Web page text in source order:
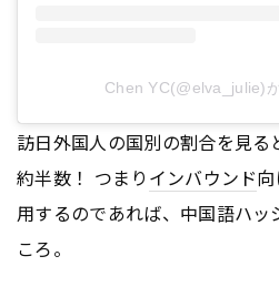
Chen YC(@elva_julie)
訪日外国人の国別の割合を見
約半数！ つまり インバウンド
用するのであれば、中国語ハッ
ころ。